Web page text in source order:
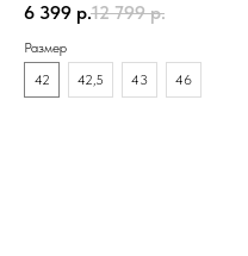
6 399 р.12 799 р.
Размер
42
42,5 43 46